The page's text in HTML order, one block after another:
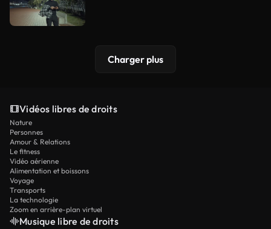
Charger plus
Vidéos libres de droits
Nature
Personnes
Amour & Relations
Le fitness
Vidéo aérienne
Alimentation et boissons
Voyage
Transports
La technologie
Zoom en arrière-plan virtuel
Musique libre de droits